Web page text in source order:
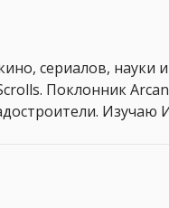
сериалов, науки
Поклонник
Изучаю